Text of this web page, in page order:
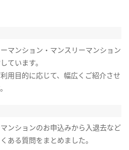
マンション・マンスリーマンション
ています。
用目的に応じて、幅広くご紹介させ
ンションのお申込みから入退去など
ある質問をまとめました。